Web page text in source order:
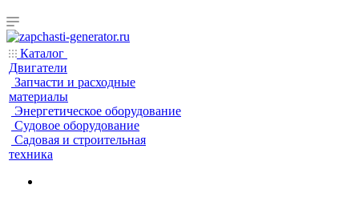
Каталог
Двигатели
Запчасти и расходные
материалы
Энергетическое оборудование
Судовое оборудование
Садовая и строительная
техника